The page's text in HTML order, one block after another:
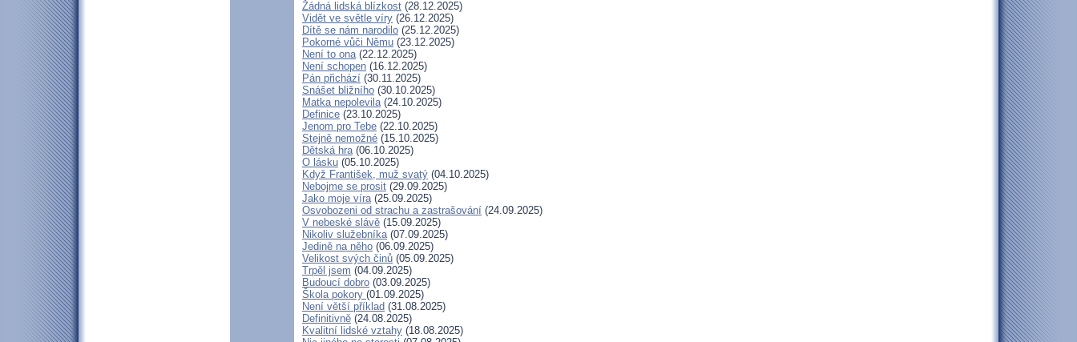
Žádná lidská blízkost (28.12.2025)
Vidět ve světle víry (26.12.2025)
Dítě se nám narodilo (25.12.2025)
Pokorné vůči Němu (23.12.2025)
Není to ona(22.12.2025)
Není schopen (16.12.2025)
Pán přichází (30.11.2025)
Snášet bližního (30.10.2025)
Matka nepolevila(24.10.2025)
Definice (23.10.2025)
Jenom pro Tebe (22.10.2025)
Stejně nemožné (15.10.2025)
Dětská hra(06.10.2025)
O lásku (05.10.2025)
Když František, muž svatý (04.10.2025)
Nebojme se prosit (29.09.2025)
Jako moje víra(25.09.2025)
Osvobozeni od strachu a zastrašování (24.09.2025)
V nebeské slávě (15.09.2025)
Nikoliv služebníka(07.09.2025)
Jedině na něho (06.09.2025)
Velikost svých činů (05.09.2025)
Trpěl jsem (04.09.2025)
Budoucí dobro (03.09.2025)
Škola pokory (01.09.2025)
Není větší příklad (31.08.2025)
Definitivně (24.08.2025)
Kvalitní lidské vztahy (18.08.2025)